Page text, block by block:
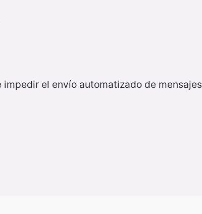
el envío automatizado de mensajes